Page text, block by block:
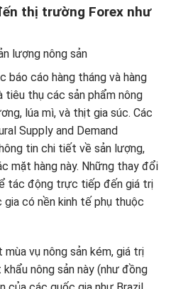
thị trường Forex như
lượng nông sản
báo cáo hàng tháng và hàng
tiêu thụ các sản phẩm nông
lúa mì, và thịt gia súc. Các
Supply and Demand
tin chi tiết về sản lượng,
mặt hàng này. Những thay đổi
tác động trực tiếp đến giá trị
có nền kinh tế phụ thuộc
vụ nông sản kém, giá trị
nông sản này (như đồng